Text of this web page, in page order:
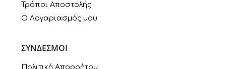
Τρόποι Αποστολής
Ο Λογαριασμός μου
ΣΥΝΔΕΣΜΟΙ
Πολιτική Απορρήτου